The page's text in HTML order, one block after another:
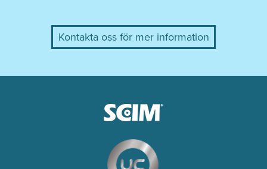
Kontakta oss för mer information